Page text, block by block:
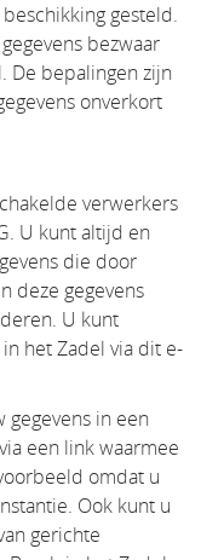
gesteld.
bezwaar
De bepalingen zijn
onverkort
verwerkers
U kunt altijd en
die door
deze gegevens
U kunt
het Zadel via dit e-
in een
een link waarmee
omdat u
Ook kunt u
gerichte